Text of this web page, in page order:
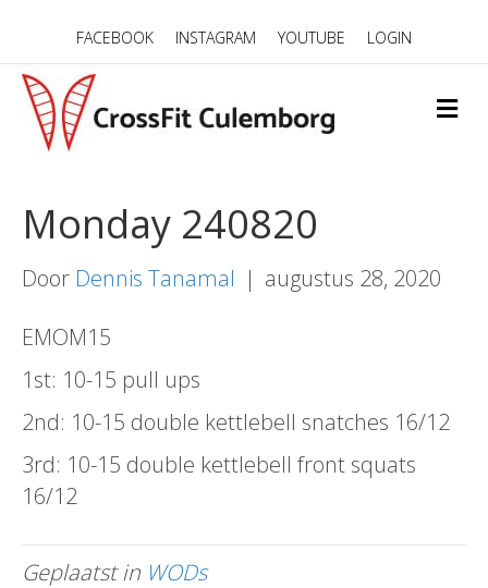
FACEBOOK INSTAGRAM YOUTUBE LOGIN
M
E
Monday 240820
Door Dennis Tanamal | augustus 28, 2020
EMOM15
1st: 10-15 pull ups
2nd: 10-15 double kettlebell snatches 16/12
3rd: 10-15 double kettlebell front squats
16/12
Geplaatst in WODs